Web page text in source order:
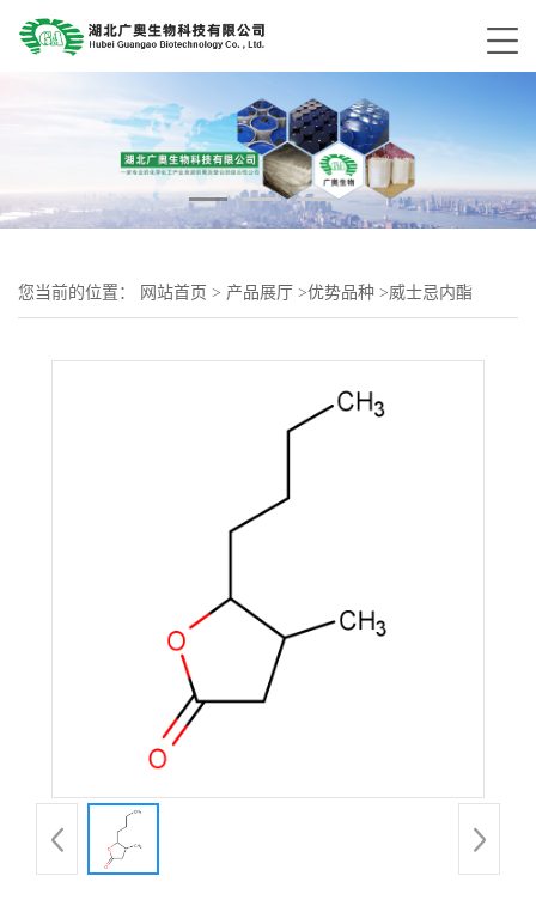
您当前的位置： 网站首页 > 产品展厅 >优势品种 >威士忌内酯